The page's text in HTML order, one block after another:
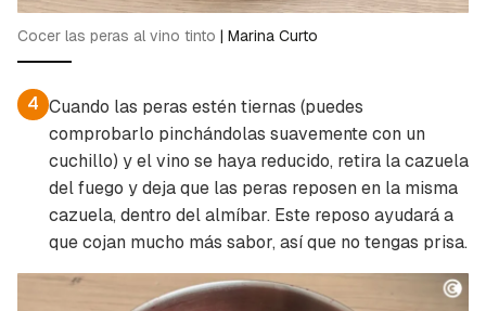
Cocer las peras al vino tinto | Marina Curto
4 Cuando las peras estén tiernas (puedes
comprobarlo pinchándolas suavemente con un
cuchillo) y el vino se haya reducido, retira la cazuela
del fuego y deja que las peras reposen en la misma
cazuela, dentro del almíbar. Este reposo ayudará a
que cojan mucho más sabor, así que no tengas prisa.